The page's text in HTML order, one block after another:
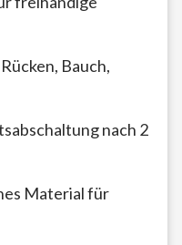
Bauch,
nach 2
Material für